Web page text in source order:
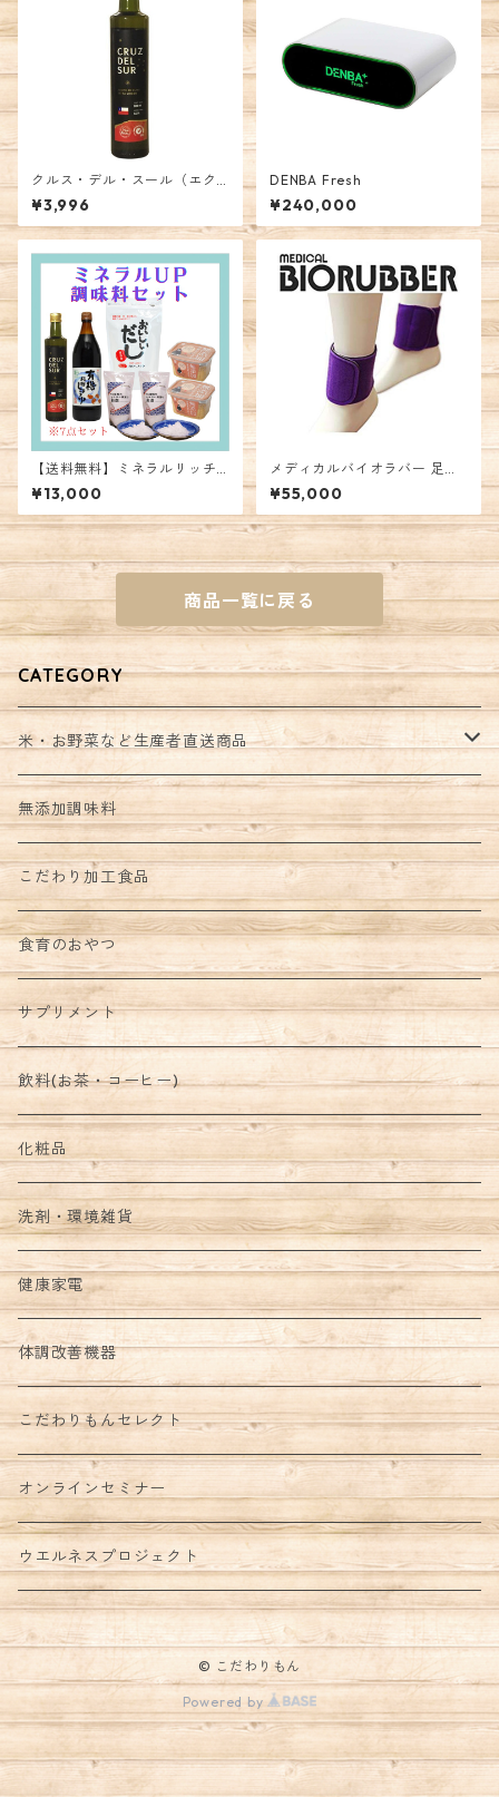
クルス・デル・スール（エク
ストラバージンオリーブオイ
ル）500ml
¥3,996
DENBA Fresh
¥240,000
【送料無料】ミネラルリッチ
調味料セット
¥13,000
メディカルバイオラバー 足首
タイプ
¥55,000
商品一覧に戻る
CATEGORY
米・お野菜など生産者直送商品
野菜セット
無添加調味料
こだわり加工食品
食育のおやつ
サプリメント
飲料(お茶・コーヒー)
化粧品
洗剤・環境雑貨
健康家電
体調改善機器
こだわりもんセレクト
オンラインセミナー
ウエルネスプロジェクト
© こだわりもん
Powered by